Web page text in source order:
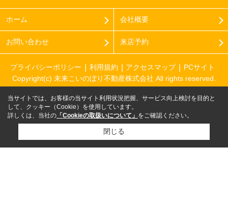
ホーム 会社概要
お問い合わせ 来店予約
プライバシーポリシー 利用規約 アクセスマップ
PCサイト
Copyright(c) 未来こいのぼり不動産株式会社 All rights reserved.
当サイトでは、お客様の当サイト利用状況把握、サービス向上検討を目的と
して、クッキー（Cookie）を使用しています。
詳しくは、当社の 「Cookieの取扱いについて」 をご確認ください。
閉じる